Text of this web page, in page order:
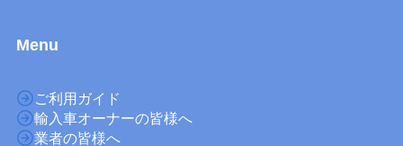
Menu
ご利用ガイド
輸入車オーナーの皆様へ
業者の皆様へ